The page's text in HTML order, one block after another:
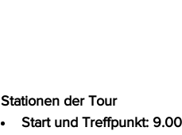
  Stationen der Tour
Start und Treffpunkt: